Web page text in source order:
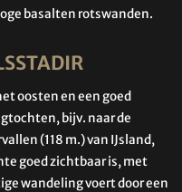
basalten rotswanden.
oosten en een goed
bijv. naar de
(118 m.) van IJsland,
goed zichtbaar is, met
wandeling voert door een